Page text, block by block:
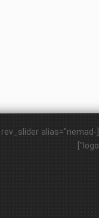
[rev_slider alias="nemad-
logo"]